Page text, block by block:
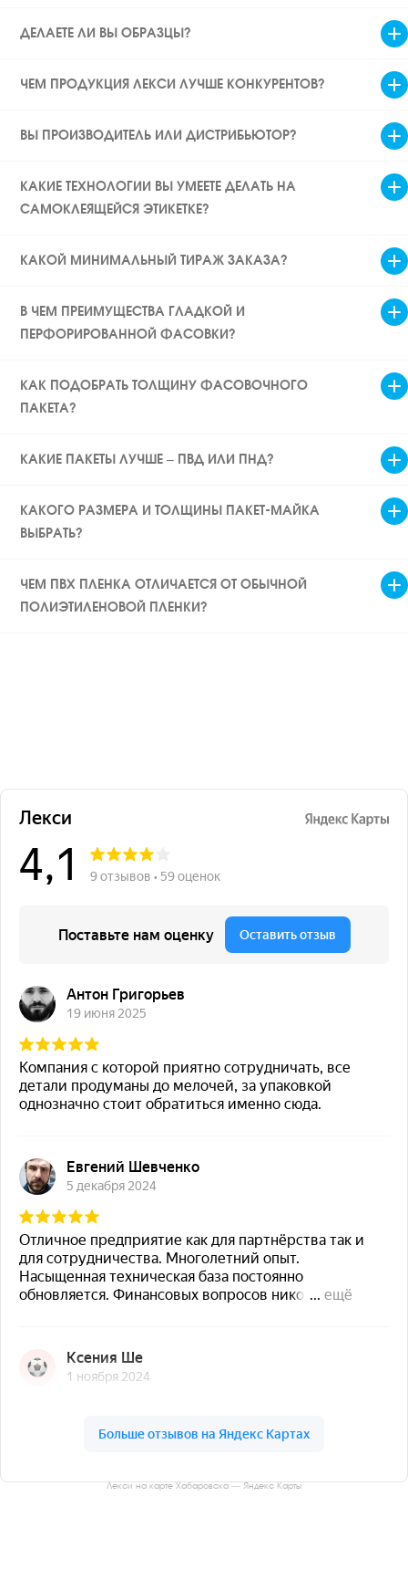
ДЕЛАЕТЕ ЛИ ВЫ ОБРАЗЦЫ?
ЧЕМ ПРОДУКЦИЯ ЛЕКСИ ЛУЧШЕ КОНКУРЕНТОВ?
ВЫ ПРОИЗВОДИТЕЛЬ ИЛИ ДИСТРИБЬЮТОР?
КАКИЕ ТЕХНОЛОГИИ ВЫ УМЕЕТЕ ДЕЛАТЬ НА
САМОКЛЕЯЩЕЙСЯ ЭТИКЕТКЕ?
КАКОЙ МИНИМАЛЬНЫЙ ТИРАЖ ЗАКАЗА?
В ЧЕМ ПРЕИМУЩЕСТВА ГЛАДКОЙ И
ПЕРФОРИРОВАННОЙ ФАСОВКИ?
КАК ПОДОБРАТЬ ТОЛЩИНУ ФАСОВОЧНОГО
ПАКЕТА?
КАКИЕ ПАКЕТЫ ЛУЧШЕ – ПВД ИЛИ ПНД?
КАКОГО РАЗМЕРА И ТОЛЩИНЫ ПАКЕТ-МАЙКА
ВЫБРАТЬ?
ЧЕМ ПВХ ПЛЕНКА ОТЛИЧАЕТСЯ ОТ ОБЫЧНОЙ
ПОЛИЭТИЛЕНОВОЙ ПЛЕНКИ?
Лекси на карте Хабаровска — Яндекс Карты